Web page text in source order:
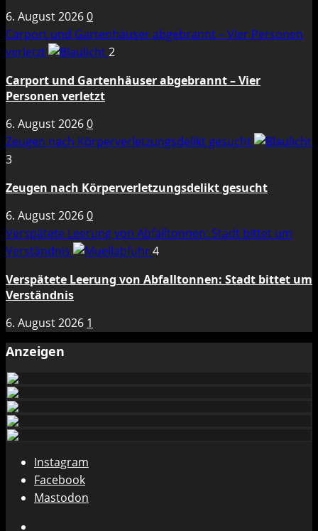
6. August 20260
Carport und Gartenhäuser abgebrannt – Vier Personen
verletzt
2
Carport und Gartenhäuser abgebrannt – Vier
Personen verletzt
6. August 20260
Zeugen nach Körperverletzungsdelikt gesucht
3
Zeugen nach Körperverletzungsdelikt gesucht
6. August 20260
Verspätete Leerung von Abfalltonnen: Stadt bittet um
Verständnis
4
Verspätete Leerung von Abfalltonnen: Stadt bittet um
Verständnis
6. August 2026 1
Anzeigen
Instagram
Facebook
Mastodon